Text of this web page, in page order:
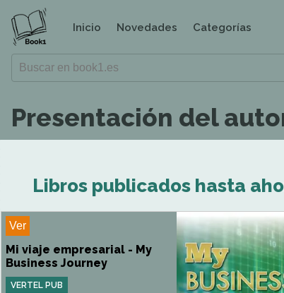
Inicio Novedades Categorías
Presentación del
Libros publicados hasta
Ver
Mi viaje empresarial - My
Business Journey
VERTEL PUB